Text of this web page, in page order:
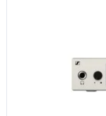
КОМПЬЮТЕРЫ/
СМАРТ/СЕТЕВЫЕ